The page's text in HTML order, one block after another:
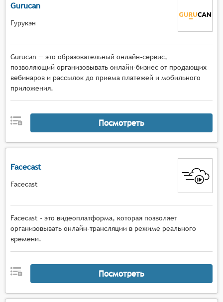
Gurucan
Гурукэн
Gurucan — это образовательный онлайн-сервис,
позволяющий организовывать онлайн-бизнес от продающих
вебинаров и рассылок до приема платежей и мобильного
приложения.
Посмотреть
Facecast
Facecast
Facecast - это видеоплатформа, которая позволяет
организовывать онлайн-трансляции в режиме реального
времени.
Посмотреть